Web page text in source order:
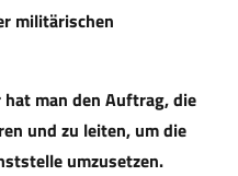
militärischen
man den Auftrag, die
und zu leiten, um die
umzusetzen.